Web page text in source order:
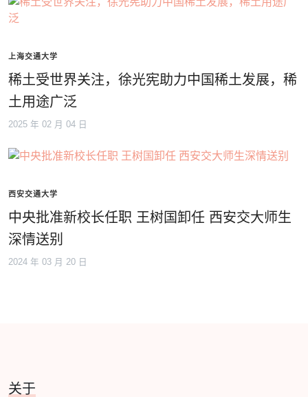
上海交通大学
稀土受世界关注，徐光宪助力中国稀土发展，稀
土用途广泛
2025 年 02 月 04 日
西安交通大学
中央批准新校长任职 王树国卸任 西安交大师生
深情送别
2024 年 03 月 20 日
关于